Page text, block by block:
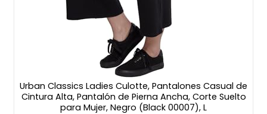
Urban Classics Ladies Culotte, Pantalones Casual de
Cintura Alta, Pantalón de Pierna Ancha, Corte Suelto
para Mujer, Negro (Black 00007), L